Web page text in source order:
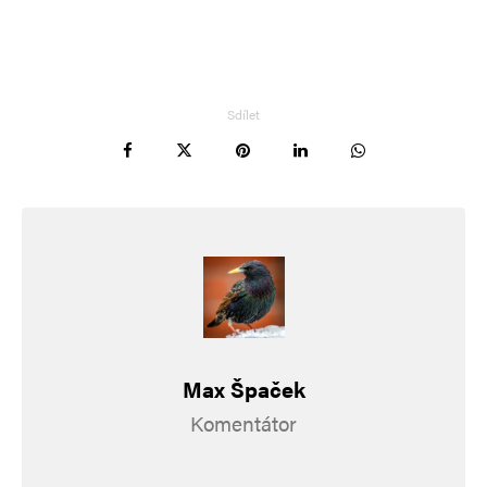
Tomáš
prohráli už teď, stejně jako Ukrajina válku.
Pomůžou tak leda sobě … ještě na chvíli.
Common Decency
11. 4. 2025 (23:23)
Sdílet
Max Špaček
Komentátor